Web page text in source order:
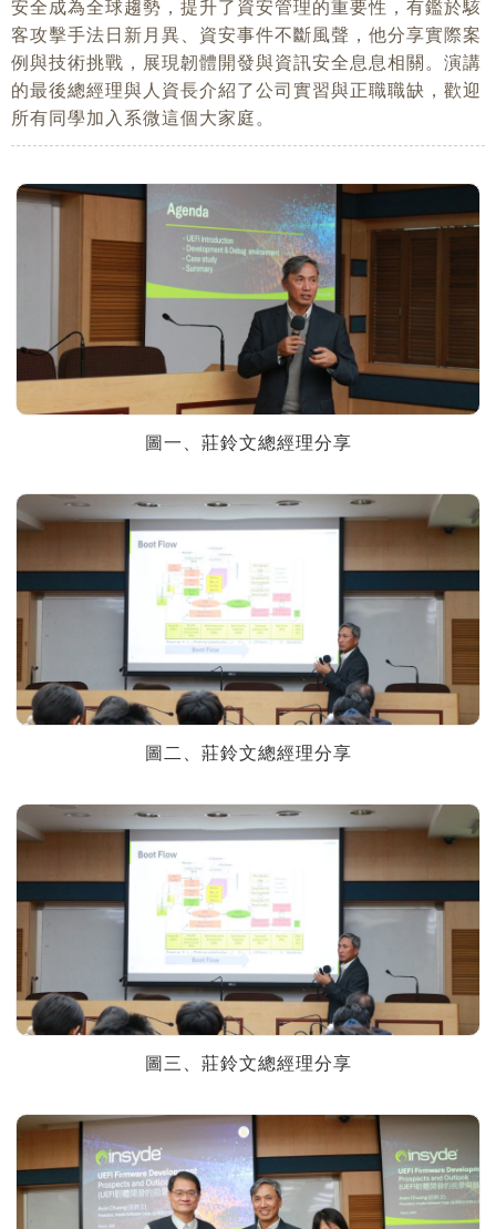
安全成為全球趨勢，提升了資安管理的重要性，有鑑於駭
客攻擊手法日新月異、資安事件不斷風聲，他分享實際案
例與技術挑戰，展現韌體開發與資訊安全息息相關。演講
的最後總經理與人資長介紹了公司實習與正職職缺，歡迎
所有同學加入系微這個大家庭。
圖一、莊鈴文總經理分享
圖二、莊鈴文總經理分享
圖三、莊鈴文總經理分享